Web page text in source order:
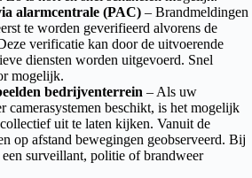
alarmcentrale (PAC) – Brandmeldingen
te worden geverifieerd alvorens de
verificatie kan door de uitvoerende
diensten worden uitgevoerd. Snel
mogelijk.
bedrijventerrein – Als uw
camerasystemen beschikt, is het mogelijk
uit te laten kijken. Vanuit de
op afstand bewegingen geobserveerd. Bij
surveillant, politie of brandweer